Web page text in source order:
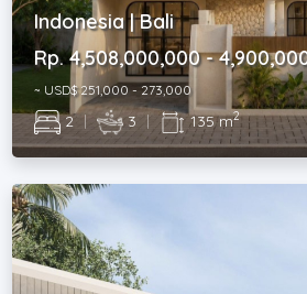
Indonesia | Bali
Rp. 4,508,000,000 -
~ USD$ 251,000 - 273,000
2 | 3 | 135 m2